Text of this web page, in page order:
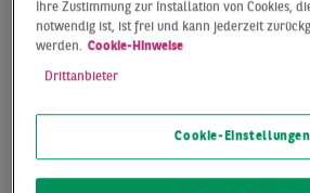
SEHR
RESULTAT IN DER
ERSTEN
Nach zwei Jahren mit rückläufigen
konnte dieser Trend im ersten
Ihre Zustimmung zur Installation von Cookies,
notwendig ist, ist frei und kann jederzeit
werden. Cookie-Hinweise
Drittanbieter
Cookie-Einstellungen